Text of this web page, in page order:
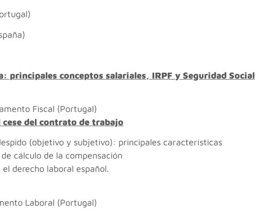
principales conceptos salariales, IRPF y Seguridad Social
Fiscal (Portugal)
cese del contrato de trabajo
(objetivo y subjetivo): principales características
cálculo de la compensación
derecho laboral español.
Laboral (Portugal)